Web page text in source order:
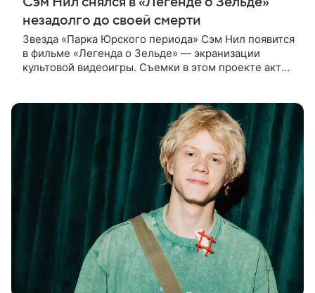
незадолго до своей смерти
Звезда «Парка Юрского периода» Сэм Нил появится
в фильме «Легенда о Зельде» — экранизации
культовой видеоигры. Съемки в этом проекте актер